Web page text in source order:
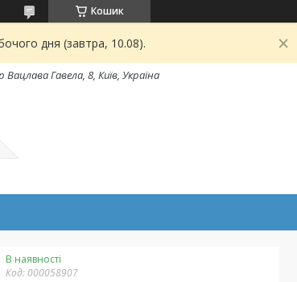
Кошик
дня (завтра, 10.08).
Вацлава Гавела, 8, Київ, Україна
В наявності
Код: 000058907